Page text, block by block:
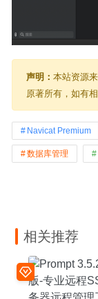
声明： 本站资源
原著所有，如有
Navicat Premium
数据库管理
相关推荐